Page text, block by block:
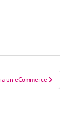
un eCommerce